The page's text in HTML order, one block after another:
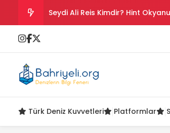
Salih Reis Kimdir? Preveze,
Turgut Reis Kimdir? Hayatı,
Seydi Ali Reis Kimdir? Hint
Türk Deniz Kuvvetleri Platformlar